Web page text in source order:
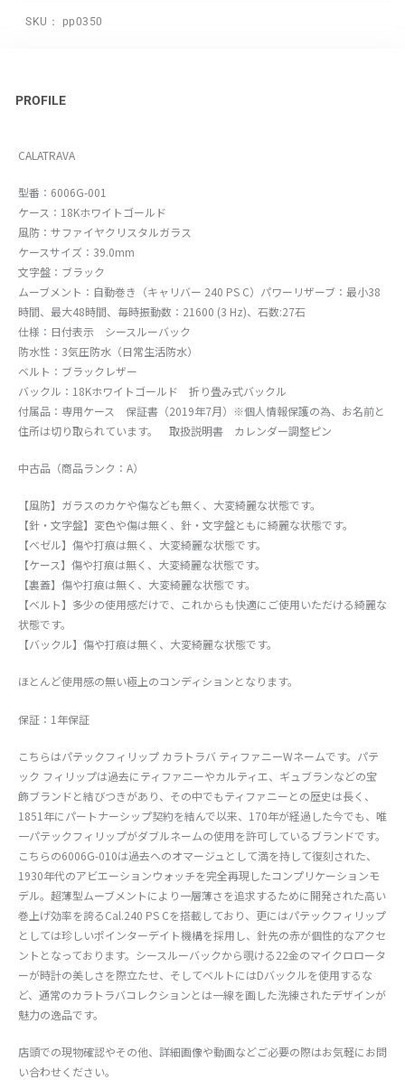
SKU： pp0350
PROFILE
CALATRAVA
型番：6006G-001
ケース：18Kホワイトゴールド
風防：サファイヤクリスタルガラス
ケースサイズ：39.0mm
文字盤：ブラック
ムーブメント：自動巻き（キャリバー 240 PS C）パワーリザーブ：最小38
時間、最大48時間、毎時振動数：21600 (3 Hz)、石数:27石
仕様：日付表示 シースルーバック
防水性：3気圧防水（日常生活防水）
ベルト：ブラックレザー
バックル：18Kホワイトゴールド 折り畳み式バックル
付属品：専用ケース 保証書（2019年7月）※個人情報保護の為、お名前と
住所は切り取られています。 取扱説明書 カレンダー調整ピン
中古品（商品ランク：A）
【風防】ガラスのカケや傷なども無く、大変綺麗な状態です。
【針・文字盤】変色や傷は無く、針・文字盤ともに綺麗な状態です。
【ベゼル】傷や打痕は無く、大変綺麗な状態です。
【ケース】傷や打痕は無く、大変綺麗な状態です。
【裏蓋】傷や打痕は無く、大変綺麗な状態です。
【ベルト】多少の使用感だけで、これからも快適にご使用いただける綺麗な
状態です。
【バックル】傷や打痕は無く、大変綺麗な状態です。
ほとんど使用感の無い極上のコンディションとなります。
保証：1年保証
こちらはパテックフィリップ カラトラバ ティファニーWネームです。パテ
ック フィリップは過去にティファニーやカルティエ、ギュブランなどの宝
飾ブランドと結びつきがあり、その中でもティファニーとの歴史は長く、
1851年にパートナーシップ契約を結んで以来、170年が経過した今でも、唯
一パテックフィリップがダブルネームの使用を許可しているブランドです。
こちらの6006G-010は過去へのオマージュとして満を持して復刻された、
1930年代のアビエーションウォッチを完全再現したコンプリケーションモ
デル。超薄型ムーブメントにより一層薄さを追求するために開発された高い
巻上げ効率を誇るCal.240 PS Cを搭載しており、更にはパテックフィリップ
としては珍しいポインターデイト機構を採用し、針先の赤が個性的なアクセ
ントとなっております。シースルーバックから覗ける22金のマイクロロータ
ーが時計の美しさを際立たせ、そしてベルトにはDバックルを使用するな
ど、通常のカラトラバコレクションとは一線を画した洗練されたデザインが
魅力の逸品です。
店頭での現物確認やその他、詳細画像や動画などご必要の際はお気軽にお問
い合わせください。